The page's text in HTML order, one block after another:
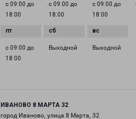
с 09:00 до
18:00
с 09:00 до
18:00
с 09:00 до
18:00
с 09:00 до
18:00
Выходной Выходной
ИВАНОВО 8 МАРТА 32
город Иваново, улица 8 Марта, 32